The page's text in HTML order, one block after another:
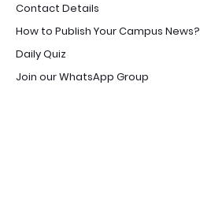
Contact Details
How to Publish Your Campus News?
Daily Quiz
Join our WhatsApp Group